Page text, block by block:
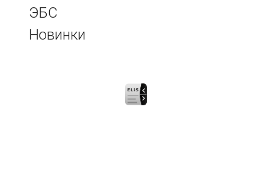
ЭБС
Новинки